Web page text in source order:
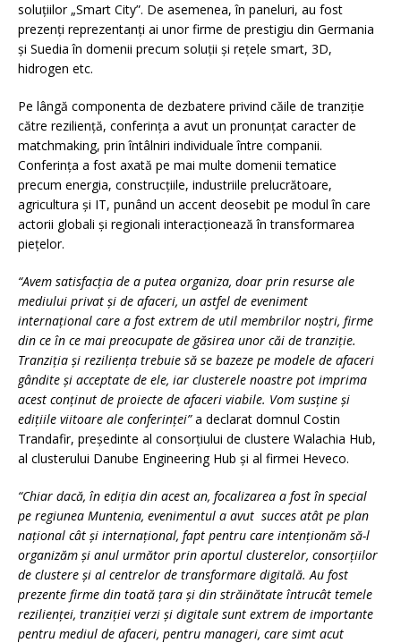
soluțiilor „Smart City”. De asemenea, în paneluri, au fost
prezenți reprezentanți ai unor firme de prestigiu din Germania
și Suedia în domenii precum soluții și rețele smart, 3D,
hidrogen etc.
Pe lângă componenta de dezbatere privind căile de tranziție
către reziliență, conferința a avut un pronunțat caracter de
matchmaking, prin întâlniri individuale între companii.
Conferința a fost axată pe mai multe domenii tematice
precum energia, construcțiile, industriile prelucrătoare,
agricultura și IT, punând un accent deosebit pe modul în care
actorii globali și regionali interacționează în transformarea
piețelor.
“Avem satisfacția de a putea organiza, doar prin resurse ale
mediului privat și de afaceri, un astfel de eveniment
internațional care a fost extrem de util membrilor noștri, firme
din ce în ce mai preocupate de găsirea unor căi de tranziție.
Tranziția și reziliența trebuie să se bazeze pe modele de afaceri
gândite și acceptate de ele, iar clusterele noastre pot imprima
acest conținut de proiecte de afaceri viabile. Vom susține și
edițiile viitoare ale conferinței”a declarat domnul Costin
Trandafir, președinte al consorțiului de clustere Walachia Hub,
al clusterului Danube Engineering Hub și al firmei Heveco.
“Chiar dacă, în ediția din acest an, focalizarea a fost în special
pe regiunea Muntenia, evenimentul a avut succes atât pe plan
național cât și internațional, fapt pentru care intenționăm să-l
organizăm și anul următor prin aportul clusterelor, consorțiilor
de clustere și al centrelor de transformare digitală. Au fost
prezente firme din toată țara și din străinătate întrucât temele
rezilienței, tranziției verzi și digitale sunt extrem de importante
pentru mediul de afaceri, pentru manageri, care simt acut